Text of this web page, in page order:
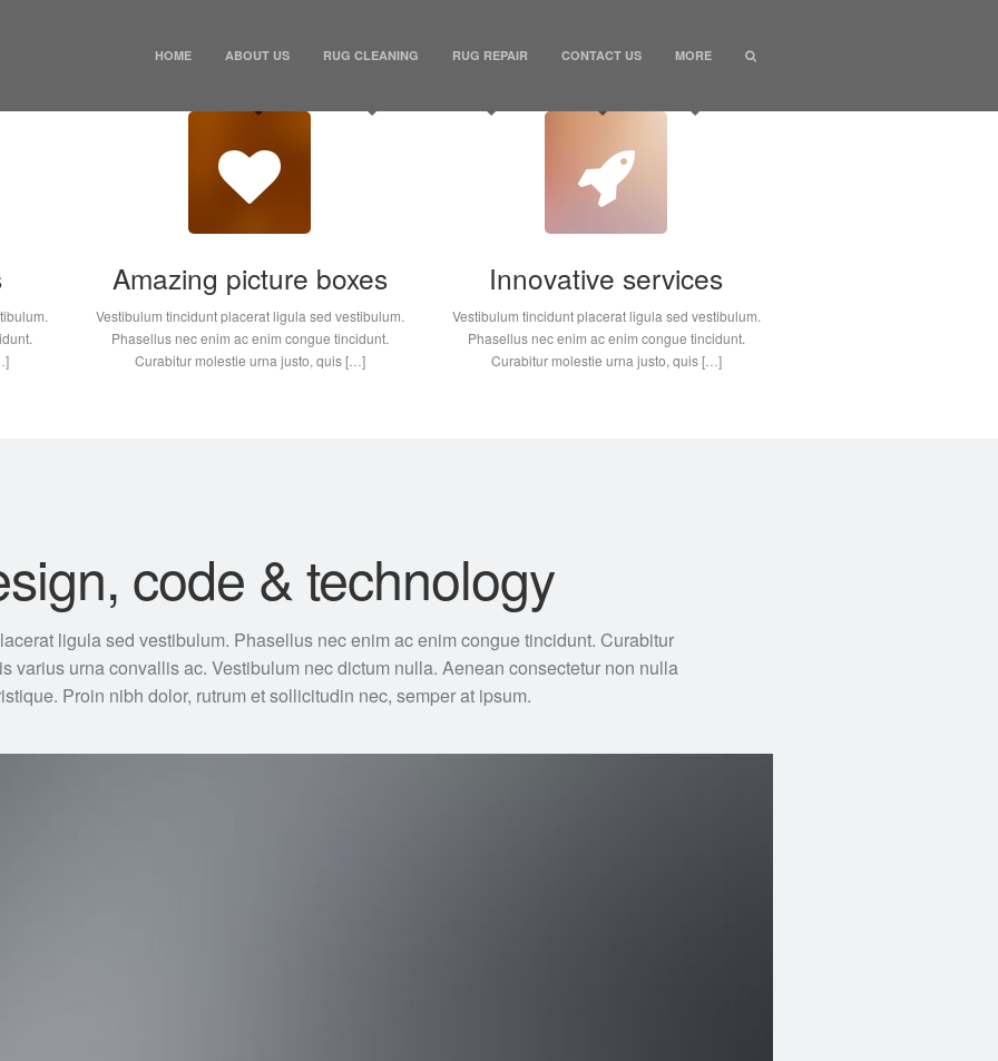
HOME ABOUT US RUG CLEANING RUG REPAIR CONTACT US MORE
Amazing picture boxes
Vestibulum tincidunt placerat ligula sed vestibulum.
Phasellus nec enim ac enim congue tincidunt.
Curabitur molestie urna justo, quis […]
Innovative services
Vestibulum tincidunt placerat ligula sed vestibulum.
Phasellus nec enim ac enim congue tincidunt.
Curabitur molestie urna justo, quis […]
code & technology
ligula sed vestibulum. Phasellus nec enim ac enim congue tincidunt. Curabitur
varius urna convallis ac. Vestibulum nec dictum nulla. Aenean consectetur non nulla
Proin nibh dolor, rutrum et sollicitudin nec, semper at ipsum.